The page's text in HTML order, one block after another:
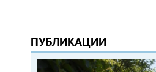
ПУБЛИКАЦИИ